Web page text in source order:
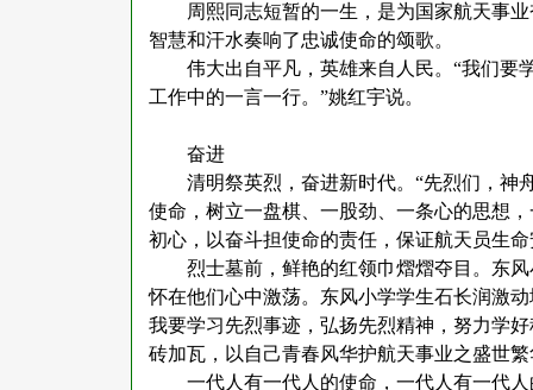
周熙同志短暂的一生，是为国家航天事
智慧和汗水奏响了忠诚使命的颂歌。
伟大出自平凡，英雄来自人民。 “我们要
工作中的一言一行。”姚红宇说。
奋进
清明祭英烈，奋进新时代。 “先烈们，神
使命，树立一盘棋、一股劲、一条心的思想
初心，以奋斗担使命的责任，保证航天员生
烈士墓前，鲜艳的红领巾熠熠夺目。东
怀在他们心中激荡。东风小学学生石长润激
我要学习先烈事迹，弘扬先烈精神，努力学
砖加瓦，以自己青春风华护航天事业之盛世
一代人有一代人的使命，一代人有一代